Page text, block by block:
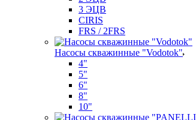
3 ЭЦВ
CIRIS
FRS / 2FRS
Насосы скважинные "Vodotok"
4"
5"
6"
8"
10"